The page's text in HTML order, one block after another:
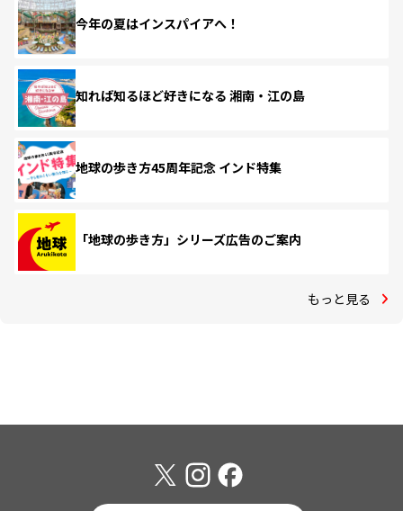
今年の夏はインスパイアへ！
知れば知るほど好きになる 湘南・江の島
地球の歩き方45周年記念 インド特集
「地球の歩き方」シリーズ広告のご案内
もっと見る